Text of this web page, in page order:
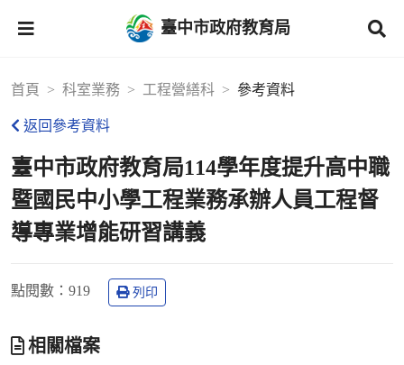
臺中市政府教育局
首頁 科室業務 工程營繕科 參考資料
返回參考資料
臺中市政府教育局114學年度提升高中職
暨國民中小學工程業務承辦人員工程督
導專業增能研習講義
點閱數 ：919 列印
相關檔案